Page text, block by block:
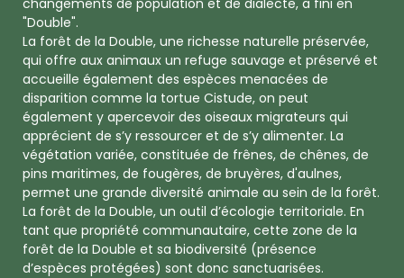
"Double".
La forêt de la Double, une richesse naturelle préservée,
qui offre aux animaux un refuge sauvage et préservé et
accueille également des espèces menacées de
disparition comme la tortue Cistude, on peut
également y apercevoir des oiseaux migrateurs qui
apprécient de s’y ressourcer et de s’y alimenter. La
végétation variée, constituée de frênes, de chênes, de
pins maritimes, de fougères, de bruyères, d'aulnes,
permet une grande diversité animale au sein de la forêt.
La forêt de la Double, un outil d’écologie territoriale. En
tant que propriété communautaire, cette zone de la
forêt de la Double et sa biodiversité (présence
d’espèces protégées) sont donc sanctuarisées.